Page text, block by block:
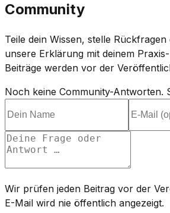
Community
Teile dein Wissen, stelle
unsere Erklärung mit deinem
Beiträge werden vor der
Noch keine Community-Antworten.
Wir prüfen jeden Beitrag vor der
E-Mail wird nie öffentlich angezeigt.